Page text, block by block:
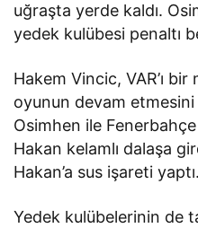
uğraşta yerde kaldı.
yedek kulübesi penaltı
Hakem Vincic, VAR’ı
oyunun devam etmesini
Osimhen ile
Hakan kelamlı dalaşa
Hakan’a sus işareti yaptı.
Yedek kulübelerinin de